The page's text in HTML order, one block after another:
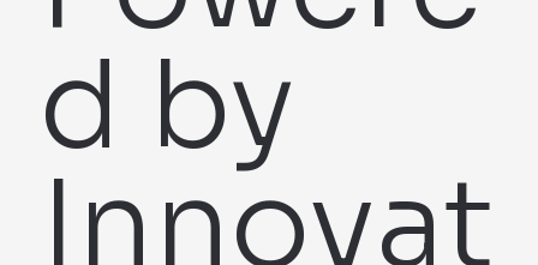
d by
Innovat